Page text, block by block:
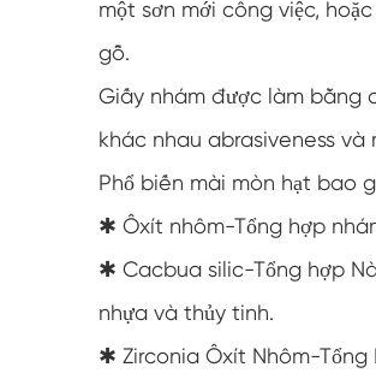
một sơn mới công việc,
gỗ.
Giấy nhám được làm bằng
khác nhau abrasiveness và
Phổ biến mài mòn hạt bao
✱ Ôxít nhôm-Tổng hợp
✱ Cacbua silic-Tổng hợp
nhựa và thủy tinh.
✱ Zirconia Ôxít Nhôm-